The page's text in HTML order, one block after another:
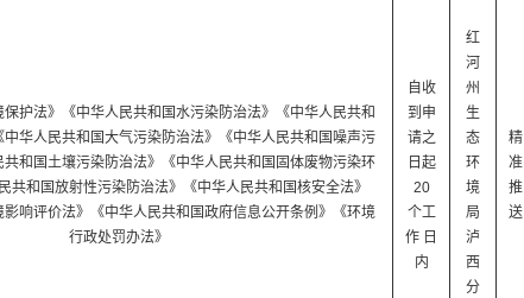
保护法》《中华人民共和国水污染防治法》《中华人民共和
中华人民共和国大气污染防治法》《中华人民共和国噪声污
和国土壤污染防治法》《中华人民共和国固体废物污染环
共和国放射性污染防治法》《中华人民共和国核安全法》
影响评价法》《中华人民共和国政府信息公开条例》《环境
行政处罚办法》
自收
到申
请之
日起
20
个工
作 日
内
红
河
州
生
态
环
境
局
泸
西
分
精
准
推
送